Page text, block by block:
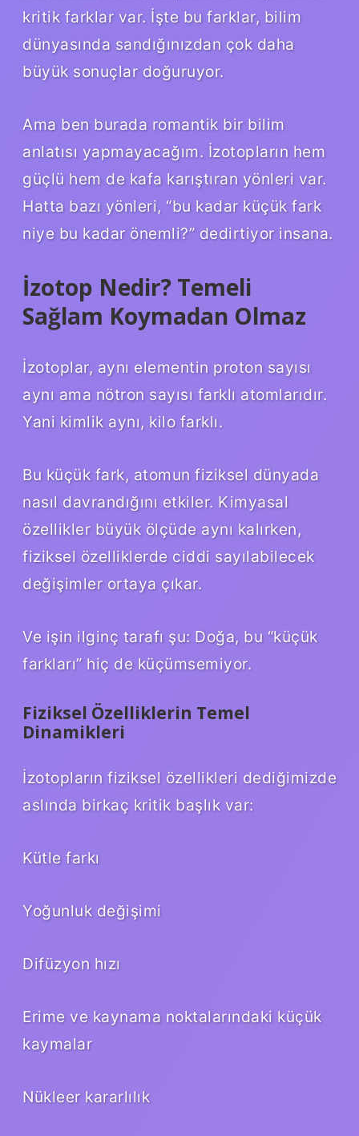
kritik farklar var. İşte bu farklar, bilim
dünyasında sandığınızdan çok daha
büyük sonuçlar doğuruyor.
Ama ben burada romantik bir bilim
anlatısı yapmayacağım. İzotopların hem
güçlü hem de kafa karıştıran yönleri var.
Hatta bazı yönleri, “bu kadar küçük fark
niye bu kadar önemli?” dedirtiyor insana.
İzotop Nedir? Temeli
Sağlam Koymadan Olmaz
İzotoplar, aynı elementin proton sayısı
aynı ama nötron sayısı farklı atomlarıdır.
Yani kimlik aynı, kilo farklı.
Bu küçük fark, atomun fiziksel dünyada
nasıl davrandığını etkiler. Kimyasal
özellikler büyük ölçüde aynı kalırken,
fiziksel özelliklerde ciddi sayılabilecek
değişimler ortaya çıkar.
Ve işin ilginç tarafı şu: Doğa, bu “küçük
farkları” hiç de küçümsemiyor.
Fiziksel Özelliklerin Temel
Dinamikleri
İzotopların fiziksel özellikleri dediğimizde
aslında birkaç kritik başlık var:
Kütle farkı
Yoğunluk değişimi
Difüzyon hızı
Erime ve kaynama noktalarındaki küçük
kaymalar
Nükleer kararlılık